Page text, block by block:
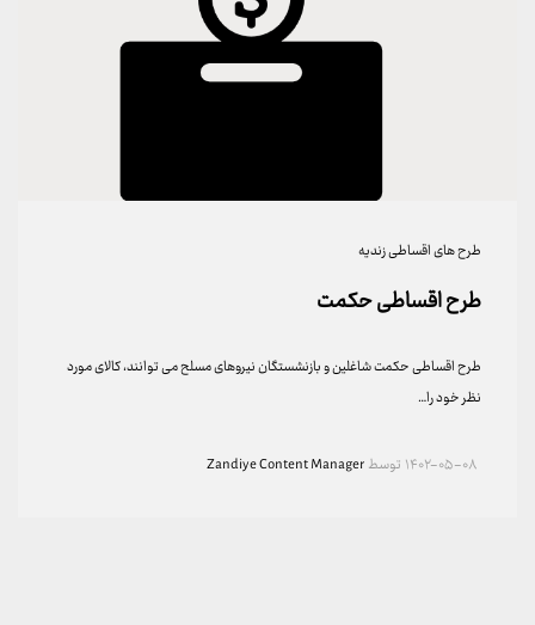
طرح های اقساطی زندیه
طرح اقساطی حکمت
طرح اقساطی حکمت شاغلین و بازنشستگان نیروهای مسلح می توانند، کالای مورد
نظر خود را…
۱۴۰۲-۰۵-۰۸ توسطZandiye Content Manager